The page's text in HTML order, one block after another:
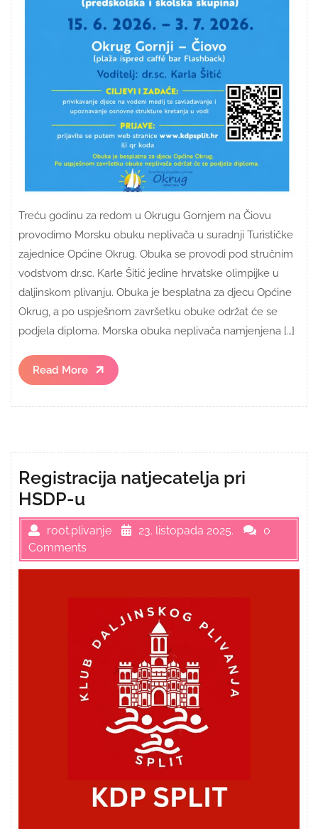
Treću godinu za redom u Okrugu Gornjem na Čiovu
provodimo Morsku obuku neplivača u suradnji Turističke
zajednice Općine Okrug. Obuka se provodi pod stručnim
vodstvom dr.sc. Karle Šitić jedine hrvatske olimpijke u
daljinskom plivanju. Obuka je besplatna za djecu Općine
Okrug, a po uspješnom završetku obuke održat će se
podjela diploma. Morska obuka neplivača namjenjena […]
Read More
Read
More
Registracija natjecatelja pri
HSDP-u
root.plivanje 23. listopada 2025.
0
Comments